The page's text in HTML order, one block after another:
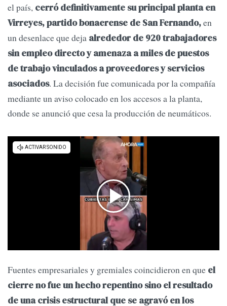
el país, cerró definitivamente su principal planta en
Virreyes, partido bonaerense de San Fernando,en
un desenlace que deja alrededor de 920 trabajadores
sin empleo directo y amenaza a miles de puestos
de trabajo vinculados a proveedores y servicios
asociados. La decisión fue comunicada por la compañía
mediante un aviso colocado en los accesos a la planta,
donde se anunció que cesa la producción de neumáticos.
Fuentes empresariales y gremiales coincidieron en que el
cierre no fue un hecho repentino sino el resultado
de una crisis estructural que se agravó en los